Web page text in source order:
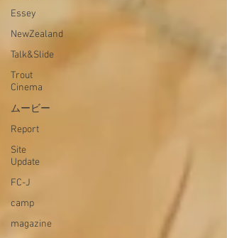
Essey
NewZealand
Talk&Slide
Trout
Cinema
ムービー
Report
Site
Update
FC-J
camp
magazine